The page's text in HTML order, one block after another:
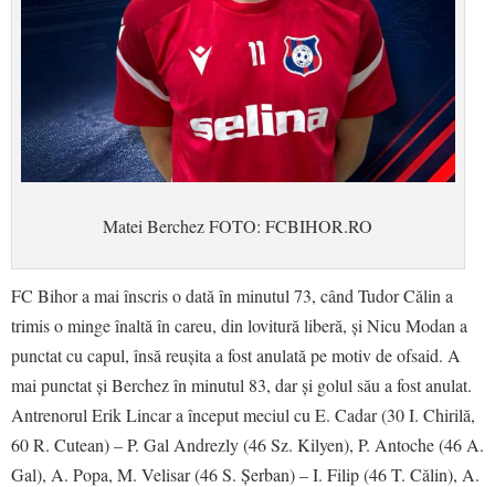
Matei Berchez FOTO: FCBIHOR.RO
FC Bihor a mai înscris o dată în minutul 73, când Tudor Călin a
trimis o minge înaltă în careu, din lovitură liberă, și Nicu Modan a
punctat cu capul, însă reușita a fost anulată pe motiv de ofsaid. A
mai punctat și Berchez în minutul 83, dar și golul său a fost anulat.
Antrenorul Erik Lincar a început meciul cu E. Cadar (30 I. Chirilă,
60 R. Cutean) – P. Gal Andrezly (46 Sz. Kilyen), P. Antoche (46 A.
Gal), A. Popa, M. Velisar (46 S. Șerban) – I. Filip (46 T. Călin), A.